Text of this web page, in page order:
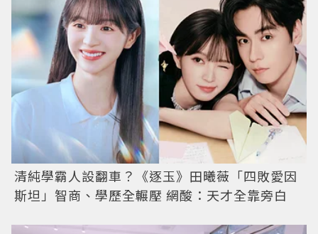
清純學霸人設翻車？《逐玉》田曦薇「四敗愛因
斯坦」智商、學歷全輾壓 網酸：天才全靠旁白